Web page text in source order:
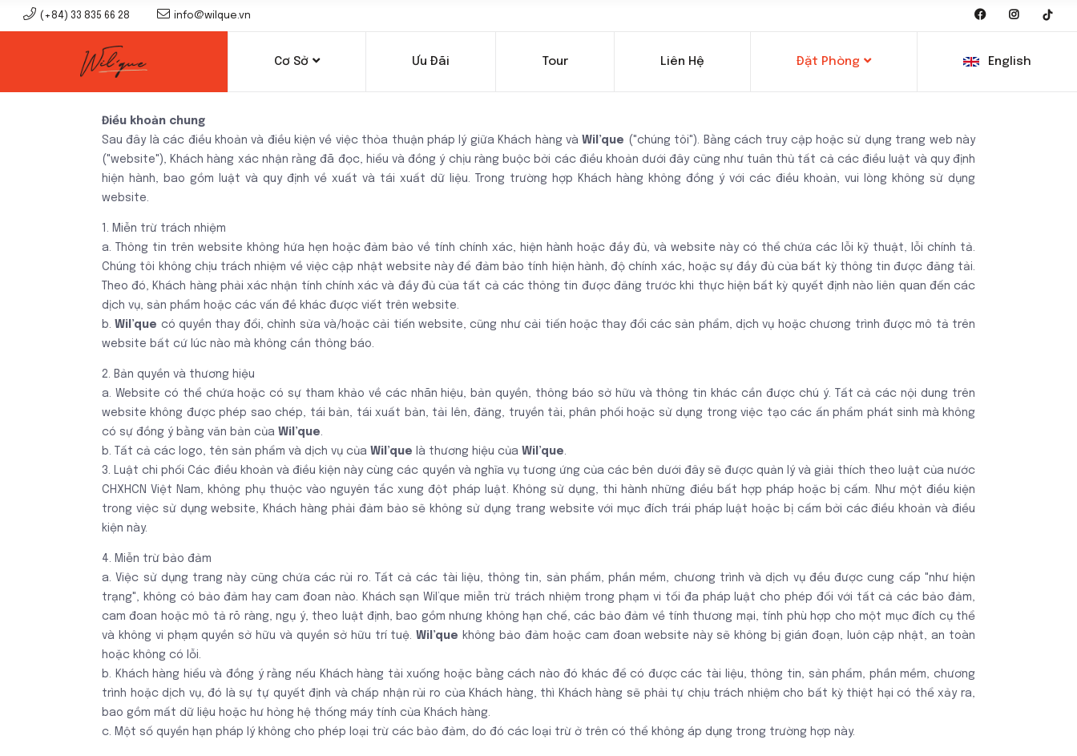
(+84) 33 835 66 28 info@wilque.vn
Cơ Sở Ưu Đãi Tour Liên Hệ Đặt Phòng English
Điều khoản chung
Sau đây là các điều khoản và điều kiện về việc thỏa thuận pháp lý giữa Khách hàng vàWil’que ("chúng tôi"). Bằng cách truy cập hoặc sử dụng trang web này
("website"), Khách hàng xác nhận rằng đã đọc, hiểu và đồng ý chịu ràng buộc bởi các điều khoản dưới đây cũng như tuân thủ tất cả các điều luật và quy định
hiện hành, bao gồm luật và quy định về xuất và tái xuất dữ liệu. Trong trường hợp Khách hàng không đồng ý với các điều khoản, vui lòng không sử dụng
website.
1. Miễn trừ trách nhiệm
a. Thông tin trên website không hứa hẹn hoặc đảm bảo về tính chính xác, hiện hành hoặc đầy đủ, và website này có thể chứa các lỗi kỹ thuật, lỗi chính tả.
Chúng tôi không chịu trách nhiệm về việc cập nhật website này để đảm bảo tính hiện hành, độ chính xác, hoặc sự đầy đủ của bất kỳ thông tin được đăng tải.
Theo đó, Khách hàng phải xác nhận tính chính xác và đầy đủ của tất cả các thông tin được đăng trước khi thực hiện bất kỳ quyết định nào liên quan đến các
dịch vụ, sản phẩm hoặc các vấn đề khác được viết trên website.
b.Wil’que có quyền thay đổi, chỉnh sửa và/hoặc cải tiến website, cũng như cải tiến hoặc thay đổi các sản phẩm, dịch vụ hoặc chương trình được mô tả trên
website bất cứ lúc nào mà không cần thông báo.
2. Bản quyền và thương hiệu
a. Website có thể chứa hoặc có sự tham khảo về các nhãn hiệu, bản quyền, thông báo sở hữu và thông tin khác cần được chú ý. Tất cả các nội dung trên
website không được phép sao chép, tái bản, tái xuất bản, tải lên, đăng, truyền tải, phân phối hoặc sử dụng trong việc tạo các ấn phẩm phát sinh mà không
có sự đồng ý bằng văn bản của Wil’que.
b. Tất cả các logo, tên sản phẩm và dịch vụ của Wil’que là thương hiệu của Wil’que.
3. Luật chi phối Các điều khoản và điều kiện này cùng các quyền và nghĩa vụ tương ứng của các bên dưới đây sẽ được quản lý và giải thích theo luật của nước
CHXHCN Việt Nam, không phụ thuộc vào nguyên tắc xung đột pháp luật. Không sử dụng, thi hành những điều bất hợp pháp hoặc bị cấm. Như một điều kiện
trong việc sử dụng website, Khách hàng phải đảm bảo sẽ không sử dụng trang website với mục đích trái pháp luật hoặc bị cấm bởi các điều khoản và điều
kiện này.
4. Miễn trừ bảo đảm
a. Việc sử dụng trang này cũng chứa các rủi ro. Tất cả các tài liệu, thông tin, sản phẩm, phần mềm, chương trình và dịch vụ đều được cung cấp "như hiện
trạng", không có bảo đảm hay cam đoan nào. Khách sạn Wil’que miễn trừ trách nhiệm trong phạm vi tối đa pháp luật cho phép đối với tất cả các bảo đảm,
cam đoan hoặc mô tả rõ ràng, ngụ ý, theo luật định, bao gồm nhưng không hạn chế, các bảo đảm về tính thương mại, tính phù hợp cho một mục đích cụ thể
và không vi phạm quyền sở hữu và quyền sở hữu trí tuệ.Wil’que không bảo đảm hoặc cam đoan website này sẽ không bị gián đoạn, luôn cập nhật, an toàn
hoặc không có lỗi.
b. Khách hàng hiểu và đồng ý rằng nếu Khách hàng tải xuống hoặc bằng cách nào đó khác để có được các tài liệu, thông tin, sản phẩm, phần mềm, chương
trình hoặc dịch vụ, đó là sự tự quyết định và chấp nhận rủi ro của Khách hàng, thì Khách hàng sẽ phải tự chịu trách nhiệm cho bất kỳ thiệt hại có thể xảy ra,
bao gồm mất dữ liệu hoặc hư hỏng hệ thống máy tính của Khách hàng.
c. Một số quyền hạn pháp lý không cho phép loại trừ các bảo đảm, do đó các loại trừ ở trên có thể không áp dụng trong trường hợp này.